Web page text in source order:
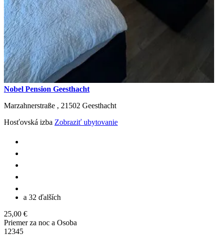
Nobel Pension Geesthacht
Marzahnerstraße , 21502 Geesthacht
Hosťovská izba Zobraziť ubytovanie
a 32 ďalších
25,00 €
Priemer za noc a Osoba
1 2345